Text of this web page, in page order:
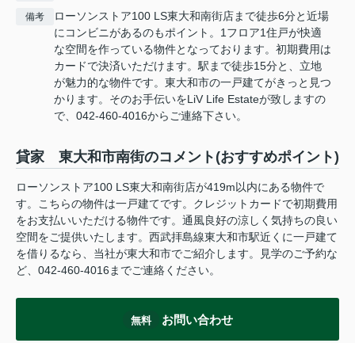
備考
ローソンストア100 LS東大和南街店まで徒歩6分と近場
にコンビニがあるのもポイント。1フロア1住戸が快適
な空間を作っている物件となっております。初期費用は
カードで決済いただけます。駅まで徒歩15分と、立地
が魅力的な物件です。東大和市の一戸建てがきっと見つ
かります。そのお手伝いをLiV Life Estateが致しますの
で、042-460-4016からご連絡下さい。
貸家 東大和市南街のコメント(おすすめポイント)
ローソンストア100 LS東大和南街店が419m以内にある物件で
す。こちらの物件は一戸建てです。クレジットカードで初期費用
をお支払いいただける物件です。通風良好の涼しく気持ちの良い
空間をご提供いたします。西武拝島線東大和市駅近くに一戸建て
を借りるなら、当社が東大和市でご紹介します。見学のご予約な
ど、042-460-4016までご連絡ください。
無料 お問い合わせ